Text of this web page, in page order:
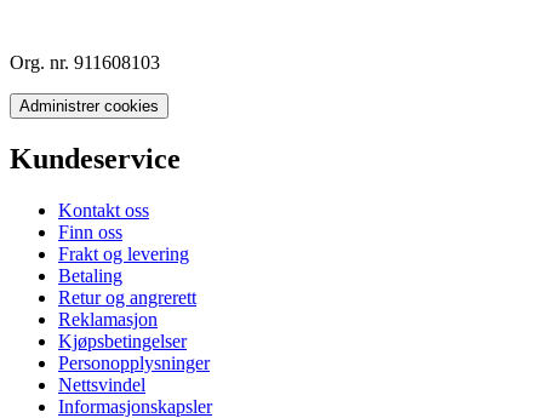
Org. nr. 911608103
Administrer cookies
Kundeservice
Kontakt oss
Finn oss
Frakt og levering
Betaling
Retur og angrerett
Reklamasjon
Kjøpsbetingelser
Personopplysninger
Nettsvindel
Informasjonskapsler